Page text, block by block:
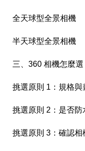
全天球型全景相機
半天球型全景相機
三、360 相機怎麼
挑選原則 1：規格與
挑選原則 2：是否
挑選原則 3：確認相